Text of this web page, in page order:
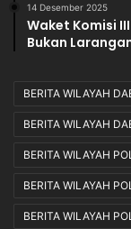
14 Desember 2025
Waket Komisi
Bukan
BERITA WILAYAH
BERITA WILAYAH
BERITA WILAYAH
BERITA WILAYAH
BERITA WILAYAH